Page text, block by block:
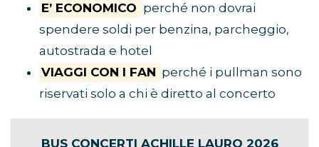
E’ ECONOMICO perché non dovrai
spendere soldi per benzina, parcheggio,
autostrada e hotel
VIAGGI CON I FAN perché i pullman sono
riservati solo a chi è diretto al concerto
BUS CONCERTI ACHILLE LAURO 2026